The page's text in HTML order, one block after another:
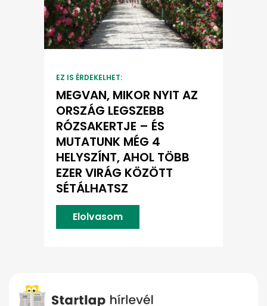
EZ IS ÉRDEKELHET:
MEGVAN, MIKOR NYIT AZ
ORSZÁG LEGSZEBB
RÓZSAKERTJE – ÉS
MUTATUNK MÉG 4
HELYSZÍNT, AHOL TÖBB
EZER VIRÁG KÖZÖTT
SÉTÁLHATSZ
Elolvasom